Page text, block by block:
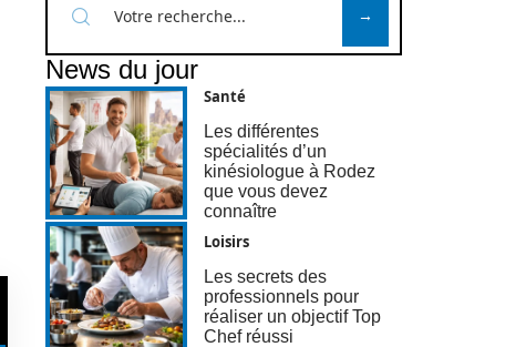
News du jour
Santé
Les différentes
spécialités d’un
kinésiologue à Rodez
que vous devez
connaître
Loisirs
Les secrets des
professionnels pour
réaliser un objectif Top
Chef réussi